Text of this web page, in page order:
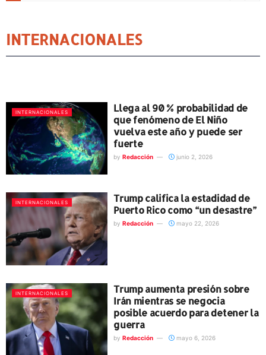
INTERNACIONALES
INTERNACIONALES
Llega al 90 % probabilidad de
que fenómeno de El Niño
vuelva este año y puede ser
fuerte
by Redacción junio 2, 2026
INTERNACIONALES
Trump califica la estadidad de
Puerto Rico como “un desastre”
by Redacción mayo 22, 2026
INTERNACIONALES
Trump aumenta presión sobre
Irán mientras se negocia
posible acuerdo para detener la
guerra
by Redacción mayo 6, 2026